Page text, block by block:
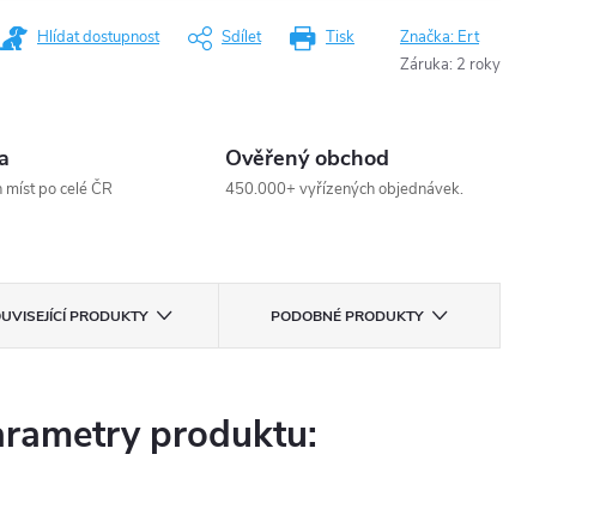
Tisk
Hlídat dostupnost Sdílet Značka: Ert
Záruka: 2 roky
po celé ČR
Ověřený obchod
450.000+ vyřízených objednávek.
PRODUKTY PODOBNÉ PRODUKTY
produktu: